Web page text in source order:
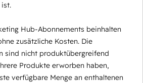
Hub-Abonnements beinhalten
zusätzliche Kosten. Die
sind nicht produktübergreifend
Produkte erworben haben,
verfügbare Menge an enthaltenen